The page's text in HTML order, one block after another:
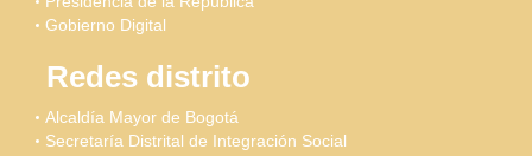
Gobierno Digital
Redes distrito
Alcaldía Mayor de Bogotá
Secretaría Distrital de Integración Social